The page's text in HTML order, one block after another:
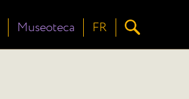
Museoteca FR